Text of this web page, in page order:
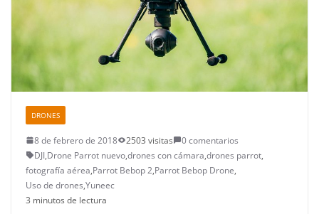
DRONES
8 de febrero de 2018 2503 visitas
0 comentarios
DJI,Drone Parrot nuevo,drones con cámara,drones parrot,
fotografía aérea,Parrot Bebop 2,Parrot Bebop Drone,
Uso de drones,Yuneec
3 minutos de lectura